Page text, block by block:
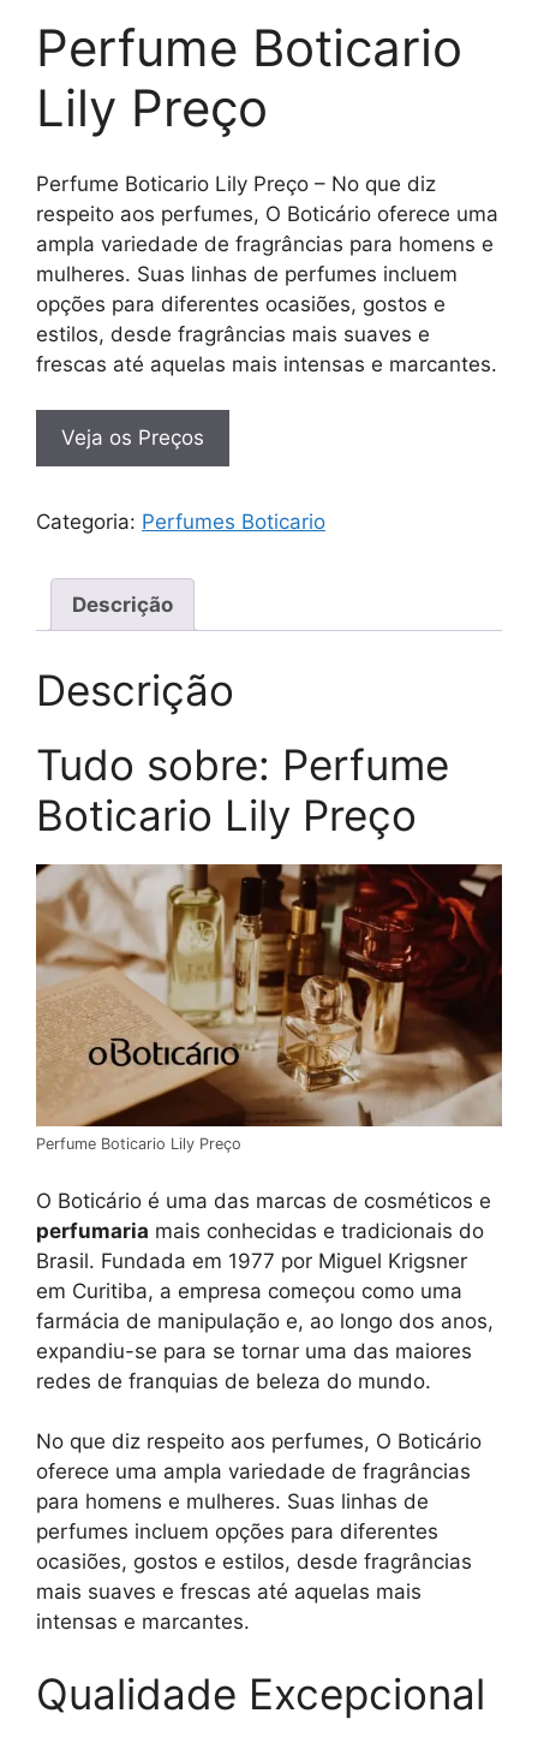
Perfume Boticario
Lily Preço
Perfume Boticario Lily Preço – No que diz
respeito aos perfumes, O Boticário oferece uma
ampla variedade de fragrâncias para homens e
mulheres. Suas linhas de perfumes incluem
opções para diferentes ocasiões, gostos e
estilos, desde fragrâncias mais suaves e
frescas até aquelas mais intensas e marcantes.
Veja os Preços
Categoria: Perfumes Boticario
Descrição
Descrição
Tudo sobre: Perfume
Boticario Lily Preço
Perfume Boticario Lily Preço
O Boticário é uma das marcas de cosméticos e
perfumaria mais conhecidas e tradicionais do
Brasil. Fundada em 1977 por Miguel Krigsner
em Curitiba, a empresa começou como uma
farmácia de manipulação e, ao longo dos anos,
expandiu-se para se tornar uma das maiores
redes de franquias de beleza do mundo.
No que diz respeito aos perfumes, O Boticário
oferece uma ampla variedade de fragrâncias
para homens e mulheres. Suas linhas de
perfumes incluem opções para diferentes
ocasiões, gostos e estilos, desde fragrâncias
mais suaves e frescas até aquelas mais
intensas e marcantes.
Qualidade Excepcional